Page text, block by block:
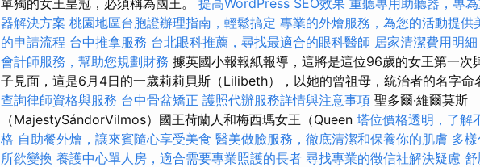
器解決方案 桃園地區台胞證辦理指南，輕鬆搞定 專業的外燴服務，為您的活動提供
的申請流程 台中推拿服務 台北眼科推薦，尋找最適合的眼科醫師 居家清潔費用明
會計師服務，幫助您規劃財務 據英國小報報紙報導，這將是這位96歲的女王第一次
子見面，這是6月4日的一歲莉莉貝斯（Lilibeth），以她的曾祖母，統治者的名字
查詢律師資格與服務 台中骨盆矯正 護照代辦服務詳情與注意事項 聖多爾·維爾莫斯
（MajestySándorVilmos）國王荷蘭人和梅西瑪女王（Queen 塔位價格透明，了解
格 自助餐外燴，讓來賓隨心享受美食 醫美做臉服務，徹底清潔和保養你的肌膚 多
所欲變換 養護中心單人房，適合需要專業照護的長者 尋找專業的徵信社解決疑慮